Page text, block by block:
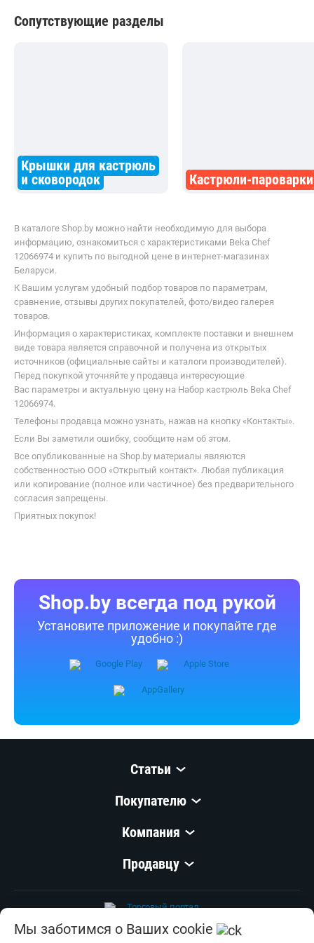
Сопутствующие разделы
Крышки для кастрюль
и сковородок
Кастрюли-пароварки
В каталоге Shop.by можно найти необходимую для выбора
информацию, ознакомиться с характеристиками Beka Chef
12066974 и купить по выгодной цене в интернет-магазинах
Беларуси.
К Вашим услугам удобный подбор товаров по параметрам,
сравнение, отзывы других покупателей, фото/видео галерея
товаров.
Информация о характеристиках, комплекте поставки и внешнем
виде товара является справочной и получена из открытых
источников (официальные сайты и каталоги производителей).
Перед покупкой уточняйте у продавца интересующие
Вас параметры и актуальную цену на Набор кастрюль Beka Chef
12066974.
Телефоны продавца можно узнать, нажав на кнопку «Контакты».
Если Вы заметили ошибку, сообщите нам об этом.
Все опубликованные на Shop.by материалы являются
собственностью ООО «Открытый контакт». Любая публикация
или копирование (полное или частичное) без предварительного
согласия запрещены.
Приятных покупок!
Shop.by всегда под рукой
Установите приложение и покупайте где
удобно :)
Статьи
Покупателю
Компания
Продавцу
Мы заботимся о Ваших cookie